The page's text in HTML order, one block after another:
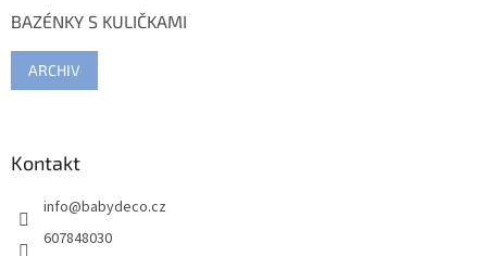
BAZÉNKY S KULIČKAMI
ARCHIV
Kontakt
info@babydeco.cz
607848030